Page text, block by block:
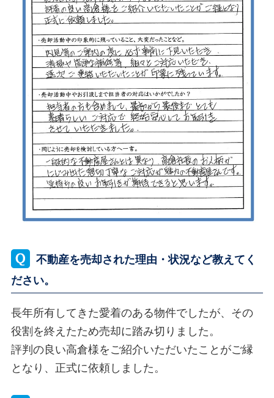
不動産を売却された理由・状況など教えてく
ださい。
長年所有してきた愛着のある物件でしたが、その
役割を終えたため売却に踏み切りました。
評判の良い高倉様をご紹介いただいたことがご縁
となり、正式に依頼しました。